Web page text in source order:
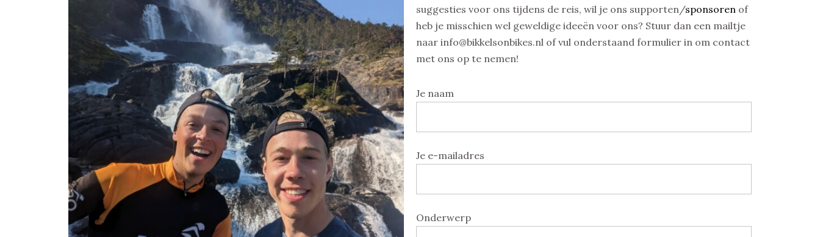
suggesties voor ons tijdens de reis, wil je ons supporten/sponsoren of
heb je misschien wel geweldige ideeën voor ons? Stuur dan een mailtje
naar info@bikkelsonbikes.nl of vul onderstaand formulier in om contact
met ons op te nemen!
Je naam
Je e-mailadres
Onderwerp